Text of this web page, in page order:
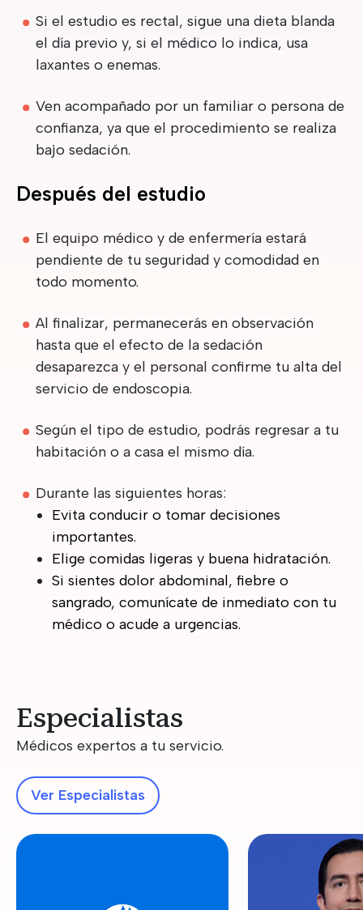
Si el estudio es rectal, sigue una dieta blanda
el día previo y, si el médico lo indica, usa
laxantes o enemas.
Ven acompañado por un familiar o persona de
confianza, ya que el procedimiento se realiza
bajo sedación.
Después del estudio
El equipo médico y de enfermería estará
pendiente de tu seguridad y comodidad en
todo momento.
Al finalizar, permanecerás en observación
hasta que el efecto de la sedación
desaparezca y el personal confirme tu alta del
servicio de endoscopia.
Según el tipo de estudio, podrás regresar a tu
habitación o a casa el mismo día.
Durante las siguientes horas:
Evita conducir o tomar decisiones
importantes.
Elige comidas ligeras y buena hidratación.
Si sientes dolor abdominal, fiebre o
sangrado, comunícate de inmediato con tu
médico o acude a urgencias.
Especialistas
Médicos expertos a tu servicio.
Ver Especialistas